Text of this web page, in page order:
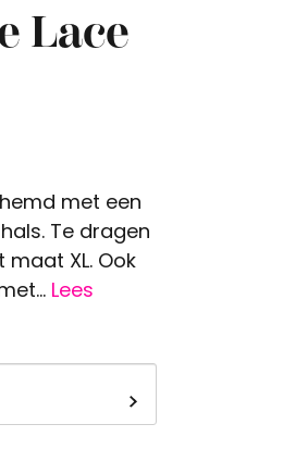
Lace
met een
Te dragen
XL. Ook
Lees